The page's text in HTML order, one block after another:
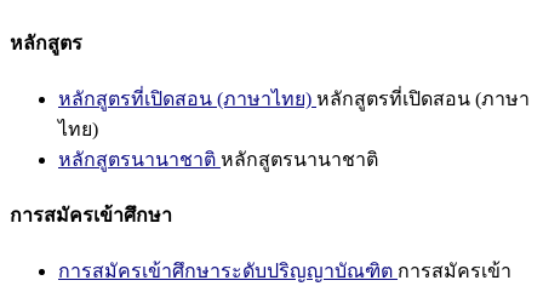
หลักสูตร
หลักสูตรที่เปิดสอน (ภาษาไทย) หลักสูตรที่เปิดสอน (ภาษา
ไทย)
หลักสูตรนานาชาติ หลักสูตรนานาชาติ
การสมัครเข้าศึกษา
การสมัครเข้าศึกษาระดับปริญญาบัณฑิต การสมัครเข้า